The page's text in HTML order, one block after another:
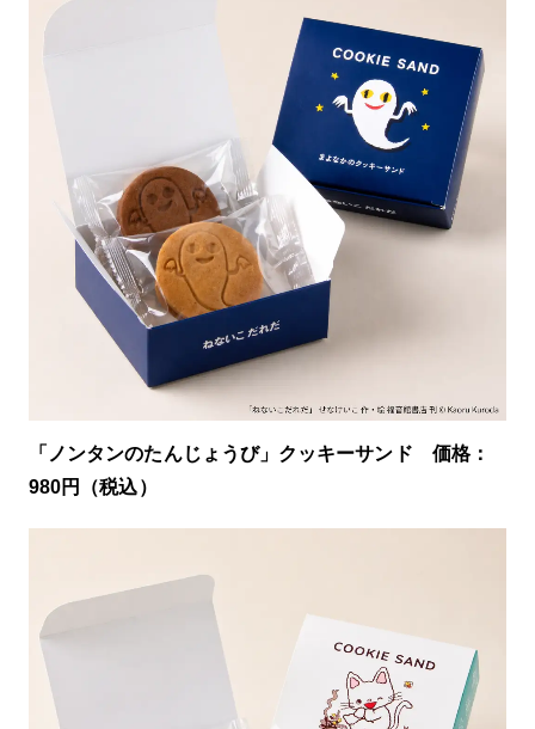
「ノンタンのたんじょうび」クッキーサンド 価格：
980円（税込）